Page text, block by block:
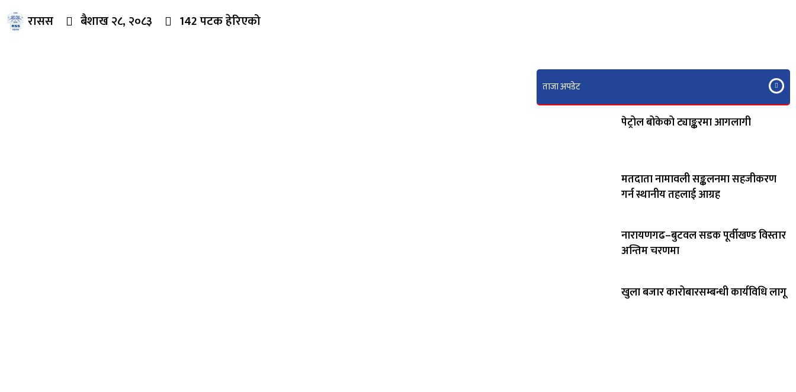
रासस बैशाख २८, २०८३ 142 पटक हेरिएको
ताजा अपडेट
पेट्रोल बोकेको ट्याङ्करमा आगलागी
मतदाता नामावली सङ्कलनमा सहजीकरण
गर्न स्थानीय तहलाई आग्रह
नारायणगढ–बुटवल सडक पूर्वीखण्ड विस्तार
अन्तिम चरणमा
खुला बजार कारोबारसम्बन्धी कार्यविधि लागू